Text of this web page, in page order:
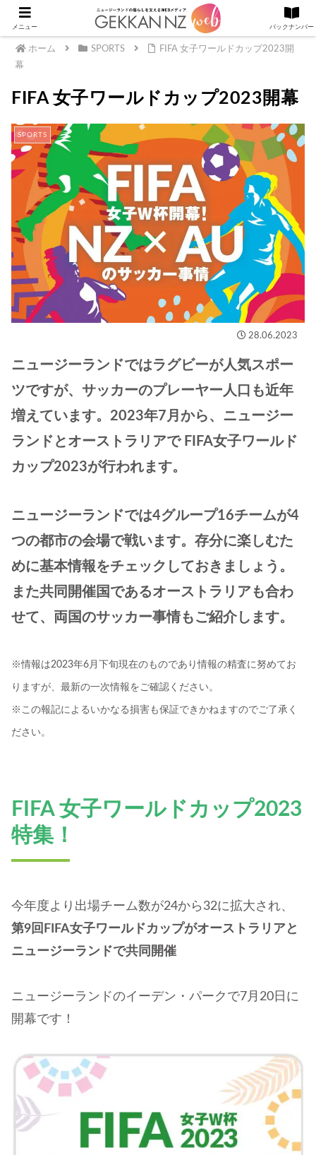
ホーム SPORTS
FIFA 女子ワールドカップ2023開
幕
FIFA 女子ワールドカップ2023開幕
SPORTS
28.06.2023
ニュージーランドではラグビーが人気スポー
ツですが、サッカーのプレーヤー人口も近年
増えています。2023年7月から、ニュージー
ランドとオーストラリアで FIFA女子ワールド
カップ2023が行われます。
ニュージーランドでは4グループ16チームが4
つの都市の会場で戦います。存分に楽しむた
めに基本情報をチェックしておきましょう。
また共同開催国であるオーストラリアも合わ
せて、両国のサッカー事情もご紹介します。
※情報は2023年6月下旬現在のものであり情報の精査に努めてお
りますが、最新の一次情報をご確認ください。
※この報記によるいかなる損害も保証できかねますのでご了承く
ださい。
FIFA 女子ワールドカップ2023
特集！
今年度より出場チーム数が24から32に拡大され、
第9回FIFA女子ワールドカップがオーストラリアと
ニュージーランドで共同開催
ニュージーランドのイーデン・パークで7月20日に
開幕です！
メニュー バックナンバー